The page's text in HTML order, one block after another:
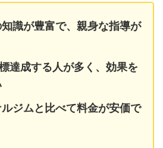
知識が豊富で、親身な指導が
達成する人が多く、効果を
ジムと比べて料金が安価で